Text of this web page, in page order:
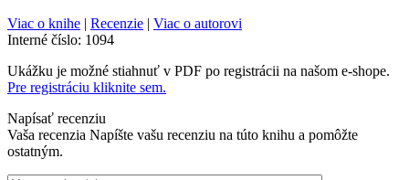
Viac o knihe | Recenzie | Viac o autorovi
Interné číslo: 1094
Ukážku je možné stiahnuť v PDF po registrácii na našom e-shope.
Pre registráciu kliknite sem.
Napísať recenziu
Vaša recenzia Napíšte vašu recenziu na túto knihu a pomôžte
ostatným.